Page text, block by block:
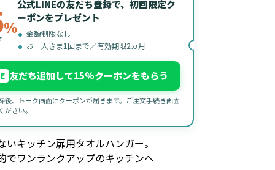
%
公式LINEの友だち登録で、初回限定ク
ーポンをプレゼント
金額制限なし
お一人さま1回まで／有効期限2カ月
友だち追加して15%クーポンをもらう
後、トーク画面にクーポンが届きます。ご注文手続き画面
ださい。
いキッチン扉用タオルハンガー。
でワンランクアップのキッチンへ